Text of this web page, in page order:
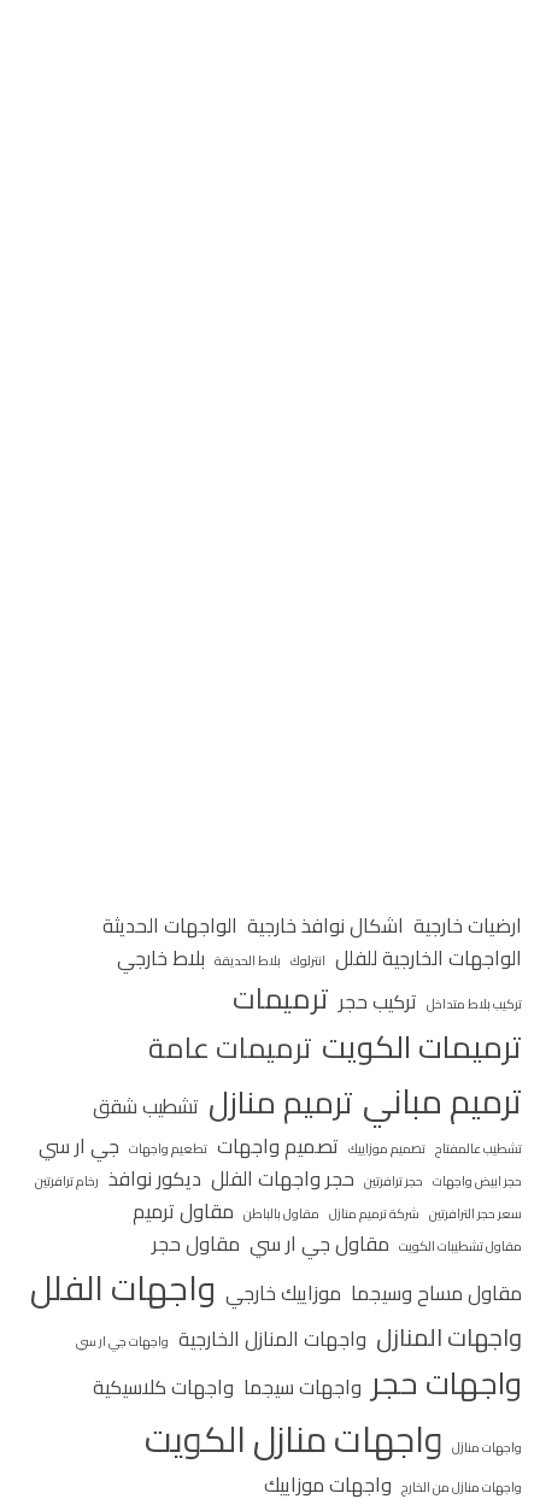
ارضيات خارجية اشكال نوافذ خارجية الواجهات الحديثة
الواجهات الخارجية للفلل انترلوك بلاط الحديقة بلاط خارجي
تركيب بلاط متداخل تركيب حجر ترميمات
ترميمات الكويت ترميمات عامة
ترميم مباني ترميم منازل تشطيب شقق
تشطيب عالمفتاح تصميم موزاييك تصميم واجهات تطعيم واجهات جي ار سي
حجر ابيض واجهات حجر ترافرتين حجر واجهات الفلل ديكور نوافذ رخام ترافرتين
سعر حجر الترافرتين شركة ترميم منازل مقاول بالباطن مقاول ترميم
مقاول تشطيبات الكويت مقاول جي ار سي مقاول حجر
مقاول مساح وسيجما موزاييك خارجي واجهات الفلل
واجهات المنازل واجهات المنازل الخارجية واجهات جي ار سي
واجهات حجر واجهات سيجما واجهات كلاسيكية
واجهات منازل واجهات منازل الكويت
واجهات منازل من الخارج واجهات موزاييك